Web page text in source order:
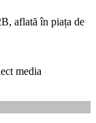
aflată în piața de
media